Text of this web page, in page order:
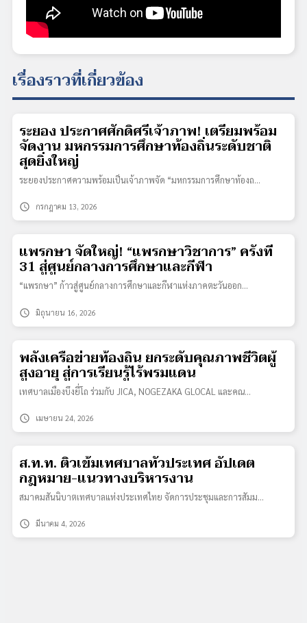
เรื่องราวที่เกี่ยวข้อง
ระยอง ประกาศศักดิ์ศรีเจ้าภาพ! เตรียมพร้อม
จัดงาน มหกรรมการศึกษาท้องถิ่นระดับชาติ
สุดยิ่งใหญ่
ระยองประกาศความพร้อมเป็นเจ้าภาพจัด “มหกรรมการศึกษาท้องถ…
schedule กรกฎาคม 13, 2026
แพรกษา จัดใหญ่! “แพรกษาวิชาการ” ครั้งที่
31 สู่ศูนย์กลางการศึกษาและกีฬา
“แพรกษา” ก้าวสู่ศูนย์กลางการศึกษาและกีฬาแห่งภาคตะวันออก…
schedule มิถุนายน 16, 2026
พลังเครือข่ายท้องถิ่น ยกระดับคุณภาพชีวิตผู้
สูงอายุ สู่การเรียนรู้ไร้พรมแดน
เทศบาลเมืองบึงยี่โถ ร่วมกับ JICA, NOGEZAKA GLOCAL และคณ…
schedule เมษายน 24, 2026
ส.ท.ท. ติวเข้มเทศบาลทั่วประเทศ อัปเดต
กฎหมาย-แนวทางบริหารงาน
สมาคมสันนิบาตเทศบาลแห่งประเทศไทย จัดการประชุมและการสัมม…
schedule มีนาคม 4, 2026